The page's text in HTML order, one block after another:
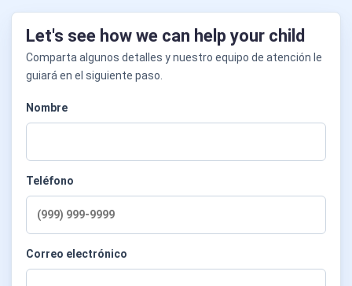
Let's see how we can help your child
Comparta algunos detalles y nuestro equipo de atención le
guiará en el siguiente paso.
Nombre
Teléfono
Correo electrónico